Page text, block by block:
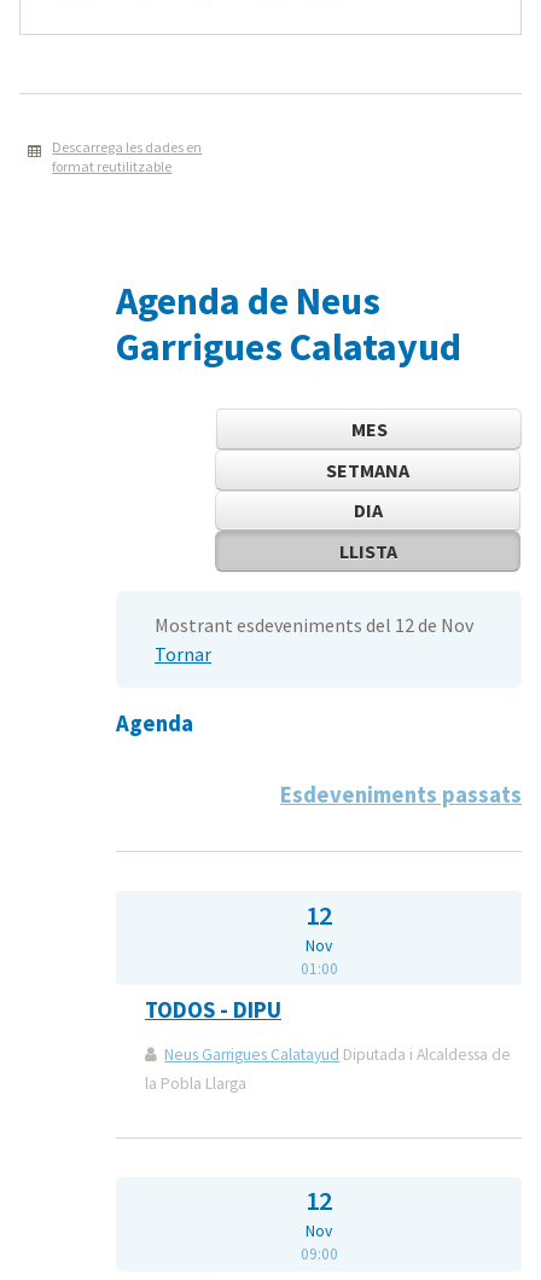
Descarrega les dades en
format reutilitzable
Agenda de Neus
Garrigues Calatayud
MES
SETMANA
DIA
LLISTA
Mostrant esdeveniments del 12 de Nov
Tornar
Agenda
Esdeveniments passats
12
Nov
01:00
TODOS - DIPU
Neus Garrigues Calatayud Diputada i Alcaldessa de
la Pobla Llarga
12
Nov
09:00